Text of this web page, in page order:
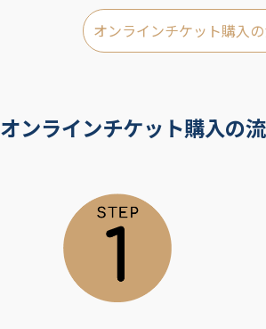
オンラインチケット購入
オンラインチケット購入の